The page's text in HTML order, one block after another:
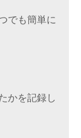
でも簡単に
かを記録し